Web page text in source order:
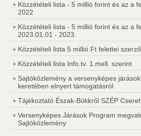
Közzétételi lista - 5 millió forint és az a
2022
Közzétételi lista - 5 millió forint és az a
2023.01.01 - 2023.
Közzétételi lista 5 millió Ft felettei
Közzétételi lista Info.tv. 1.mell. szerint
Sajtóközlemény a versenyképes
keretében elnyert támogatásról
Tájékoztató Észak-Bükkről SZÉP
Versenyképes Járások Program
Sajtóközlemény